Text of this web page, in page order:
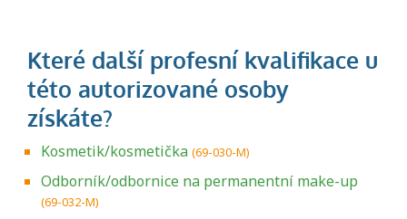
Kosmetik/kosmetička (69-030-M)
Odborník/odbornice na permanentní make-up
(69-032-M)